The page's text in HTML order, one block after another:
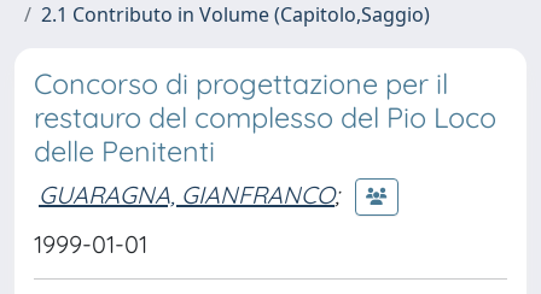
2.1 Contributo in Volume (Capitolo,Saggio)
Concorso di progettazione per il
restauro del complesso del Pio Loco
delle Penitenti
GUARAGNA, GIANFRANCO;
1999-01-01